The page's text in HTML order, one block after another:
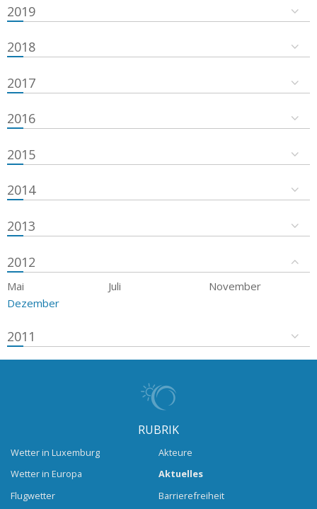
2019
2018
2017
2016
2015
2014
2013
2012
Mai Juli
November
Dezember
2011
RUBRIK
Wetter in Luxemburg
Wetter in Europa
Flugwetter
Akteure
Aktuelles
Barrierefreiheit